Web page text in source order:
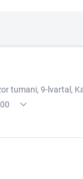
tumani, 9-lvartal,